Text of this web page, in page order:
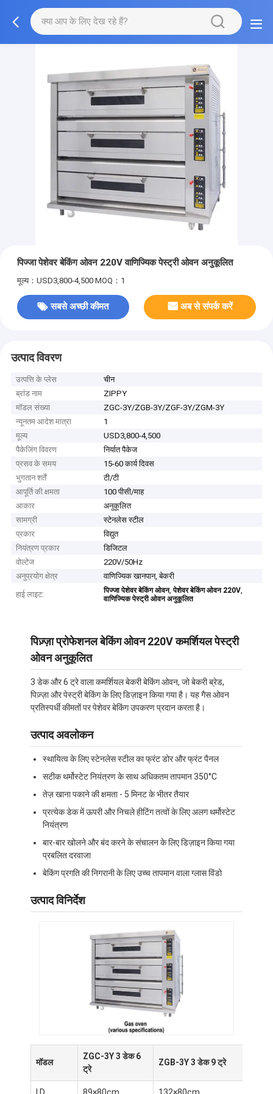
पिज्जा पेशेवर बेकिंग ओवन 220V वाणिज्यिक पेस्ट्री ओवन अनुकूलित
मूल्य：USD3,800-4,500 MOQ：1
सबसे अच्छी कीमत अब से संपर्क करें
उत्पाद विवरण
उत्पत्ति के प्लेस
चीन
ब्रांड नाम
ZIPPY
मॉडल संख्या
ZGC-3Y/ZGB-3Y/ZGF-3Y/ZGM-3Y
न्यूनतम आदेश मात्रा
1
मूल्य
USD3,800-4,500
पैकेजिंग विवरण
निर्यात पैकेज
प्रसव के समय
15-60 कार्य दिवस
भुगतान शर्तें
टी/टी
आपूर्ति की क्षमता
100 पीसी/माह
आकार
अनुकूलित
सामग्री
स्टेनलेस स्टील
प्रकार
विद्युत
नियंत्रण प्रकार
डिजिटल
वोल्टेज
220V/50Hz
अनुप्रयोग क्षेत्र
वाणिज्यिक खानपान, बेकरी
हाई लाइट:
पिज्जा पेशेवर बेकिंग ओवन,पेशेवर बेकिंग ओवन 220V,
वाणिज्यिक पेस्ट्री ओवन अनुकूलित
पिज़्ज़ा प्रोफेशनल बेकिंग ओवन 220V कमर्शियल पेस्ट्री
ओवन अनुकूलित
3 डेक और 6 ट्रे वाला कमर्शियल बेकरी बेकिंग ओवन, जो बेकरी ब्रेड,
पिज़्ज़ा और पेस्ट्री बेकिंग के लिए डिज़ाइन किया गया है। यह गैस ओवन
प्रतिस्पर्धी कीमतों पर पेशेवर बेकिंग उपकरण प्रदान करता है।
उत्पाद अवलोकन
स्थायित्व के लिए स्टेनलेस स्टील का फ्रंट डोर और फ्रंट पैनल
सटीक थर्मोस्टेट नियंत्रण के साथ अधिकतम तापमान 350°C
तेज़ खाना पकाने की क्षमता - 5 मिनट के भीतर तैयार
प्रत्येक डेक में ऊपरी और निचले हीटिंग तत्वों के लिए अलग थर्मोस्टेट
नियंत्रण
बार-बार खोलने और बंद करने के संचालन के लिए डिज़ाइन किया गया
प्रबलित दरवाजा
बेकिंग प्रगति की निगरानी के लिए उच्च तापमान वाला ग्लास विंडो
उत्पाद विनिर्देश
मॉडल
ZGC-3Y 3 डेक 6
ट्रे
ZGB-3Y 3 डेक 9 ट्रे